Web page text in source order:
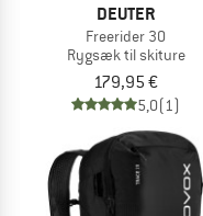
DEUTER
Freerider 30
Rygsæk til skiture
179,95 €
5,0(1)